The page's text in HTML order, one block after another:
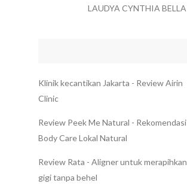
LAUDYA CYNTHIA BELLA
Klinik kecantikan Jakarta - Review Airin
Clinic
Review Peek Me Natural - Rekomendasi
Body Care Lokal Natural
Review Rata - Aligner untuk merapihkan
gigi tanpa behel